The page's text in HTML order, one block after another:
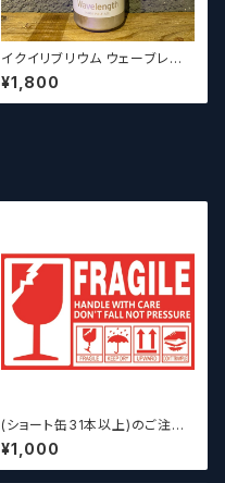
イクイリブリウム ウェーブレン
グス / Equilibrium Waveleng
th【クラフトビール】
¥1,800
(ショート缶31本以上)のご注文
の場合いこちらをご購入くださ
い。 【クラフトビール】
¥1,000